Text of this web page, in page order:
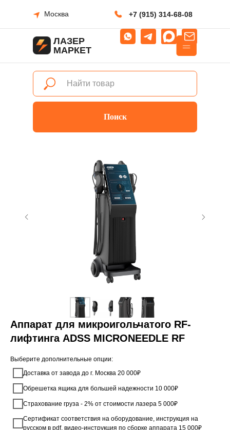
Поиск
ЛАЗЕР
МАРКЕТ
Москва +7 (915) 314-68-08
Аппарат для микроигольчатого RF-
лифтинга ADSS MICRONEEDLE RF
Выберите дополнительные опции:
Доставка от завода до г. Москва 20 000₽
Обрешетка ящика для большей надежности 10 000₽
Страхование груза - 2% от стоимости лазера 5 000₽
Сертификат соответствия на оборудование, инструкция на
русском в pdf, видео-инструкция по сборке аппарата 15 000₽